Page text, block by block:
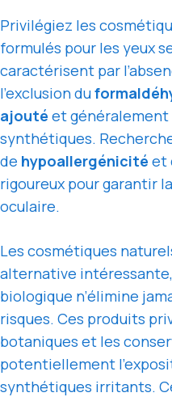
Privilégiez les
formulés pour les yeux
caractérisent par
l’exclusion du
ajouté et généralement
synthétiques.
de hypoallergénicité et
rigoureux pour garantir
oculaire.
Les cosmétiques
alternative
biologique n’élimine
risques. Ces produits
botaniques et les
potentiellement
synthétiques irritants.